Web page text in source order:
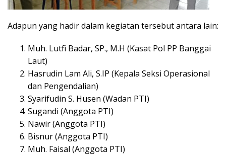
Adapun yang hadir dalam kegiatan tersebut antara lain:
Muh. Lutfi Badar, SP., M.H (Kasat Pol PP Banggai
Laut)
Hasrudin Lam Ali, S.IP (Kepala Seksi Operasional
dan Pengendalian)
Syarifudin S. Husen (Wadan PTI)
Sugandi (Anggota PTI)
Nawir (Anggota PTI)
Bisnur (Anggota PTI)
Muh. Faisal (Anggota PTI)